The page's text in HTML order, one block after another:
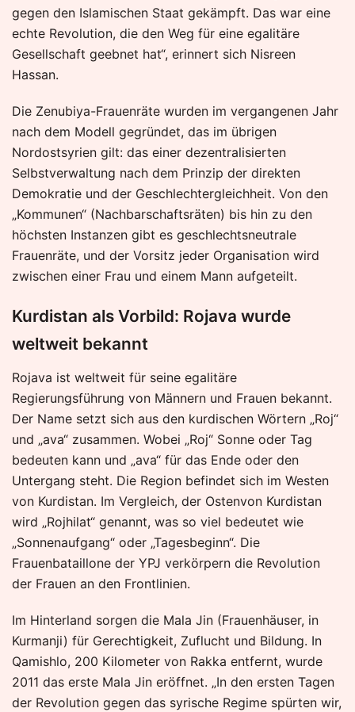
gegen den Islamischen Staat gekämpft. Das war eine
echte Revolution, die den Weg für eine egalitäre
Gesellschaft geebnet hat“, erinnert sich Nisreen
Hassan.
Die Zenubiya-Frauenräte wurden im vergangenen Jahr
nach dem Modell gegründet, das im übrigen
Nordostsyrien gilt: das einer dezentralisierten
Selbstverwaltung nach dem Prinzip der direkten
Demokratie und der Geschlechtergleichheit. Von den
„Kommunen“ (Nachbarschaftsräten) bis hin zu den
höchsten Instanzen gibt es geschlechtsneutrale
Frauenräte, und der Vorsitz jeder Organisation wird
zwischen einer Frau und einem Mann aufgeteilt.
Kurdistan als Vorbild: Rojava wurde
weltweit bekannt
Rojava ist weltweit für seine egalitäre
Regierungsführung von Männern und Frauen bekannt.
Der Name setzt sich aus den kurdischen Wörtern „Roj“
und „ava“ zusammen. Wobei „Roj“ Sonne oder Tag
bedeuten kann und „ava“ für das Ende oder den
Untergang steht. Die Region befindet sich im Westen
von Kurdistan. Im Vergleich, der Ostenvon Kurdistan
wird „Rojhilat“ genannt, was so viel bedeutet wie
„Sonnenaufgang“ oder „Tagesbeginn“. Die
Frauenbataillone der YPJ verkörpern die Revolution
der Frauen an den Frontlinien.
Im Hinterland sorgen die Mala Jin (Frauenhäuser, in
Kurmanji) für Gerechtigkeit, Zuflucht und Bildung. In
Qamishlo, 200 Kilometer von Rakka entfernt, wurde
2011 das erste Mala Jin eröffnet. „In den ersten Tagen
der Revolution gegen das syrische Regime spürten wir,